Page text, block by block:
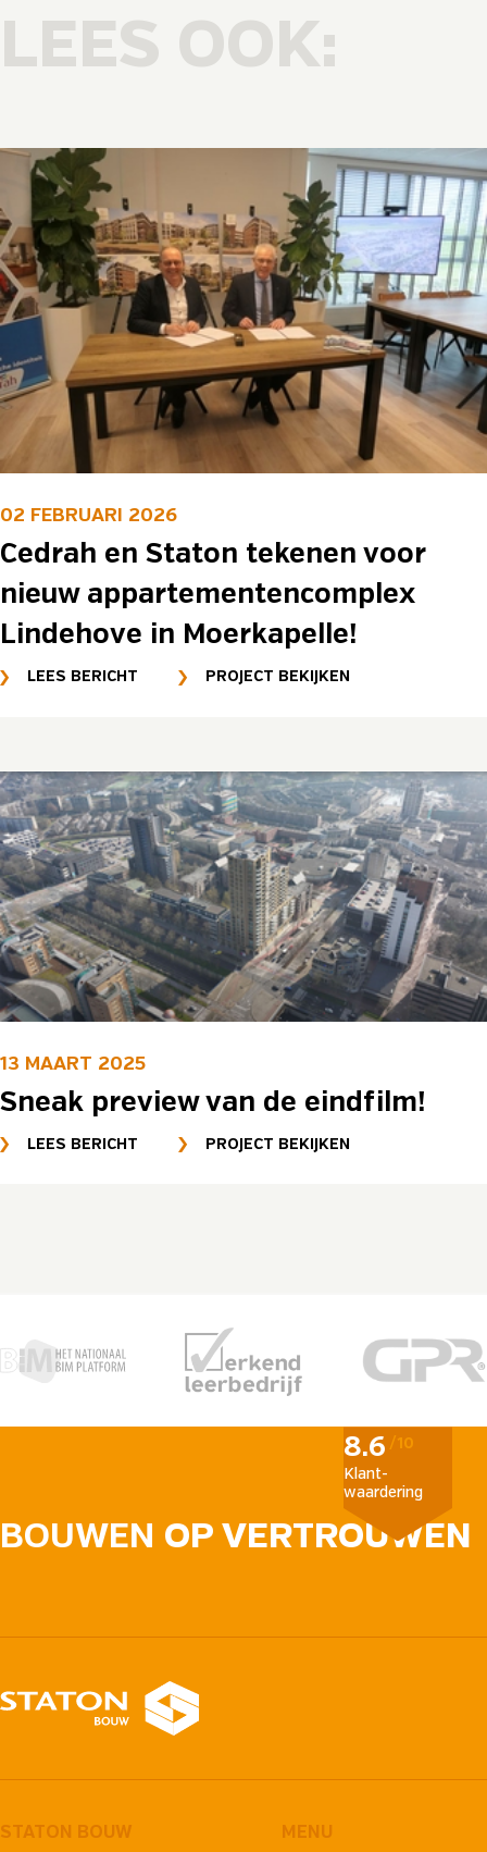
LEES OOK:
02 FEBRUARI 2026
Cedrah en Staton tekenen voor
nieuw appartementencomplex
Lindehove in Moerkapelle!
LEES BERICHT PROJECT BEKIJKEN
13 MAART 2025
Sneak preview van de eindfilm!
LEES BERICHT PROJECT BEKIJKEN
BOUWEN OP VERTROUWEN
8.6 /10
Klant­
waardering
STATON BOUW MENU